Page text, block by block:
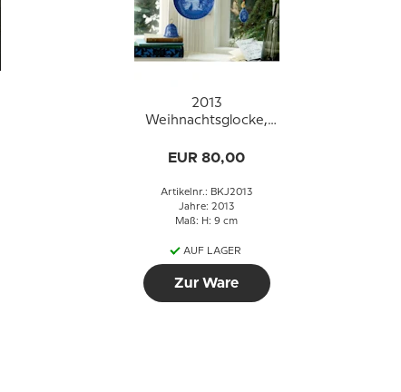
2013
Weihnachtsglocke,
EUR 80,00
Artikelnr.: BKJ2013
Jahre: 2013
Maß: H: 9 cm
AUF LAGER
Zur Ware